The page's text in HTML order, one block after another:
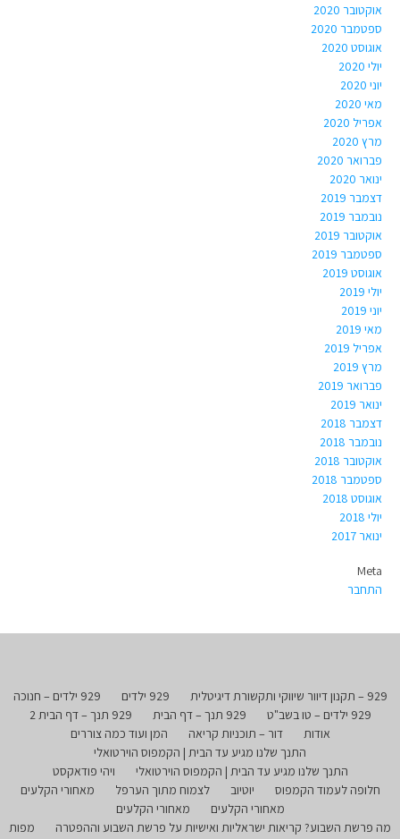
אוקטובר 2020
ספטמבר 2020
אוגוסט 2020
יולי 2020
יוני 2020
מאי 2020
אפריל 2020
מרץ 2020
פברואר 2020
ינואר 2020
דצמבר 2019
נובמבר 2019
אוקטובר 2019
ספטמבר 2019
אוגוסט 2019
יולי 2019
יוני 2019
מאי 2019
אפריל 2019
מרץ 2019
פברואר 2019
ינואר 2019
דצמבר 2018
נובמבר 2018
אוקטובר 2018
ספטמבר 2018
אוגוסט 2018
יולי 2018
ינואר 2017
Meta
התחבר
929 – תקנון דיוור שיווקי ותקשורת דיגיטלית 929 ילדים
929 ילדים – חנוכה
929 ילדים – טו בשב"ט
929 תנך – דף הבית
929 תנך – דף הבית 2
אודות
דור – תוכניות קריאה
המן ועוד כמה צוררים
התנך שלנו מגיע עד הבית | הקמפוס הוירטואלי
התנך שלנו מגיע עד הבית | הקמפוס הוירטואלי
ויהי פודאקסט
חלופה לעמוד הקמפוס
יוטיוב לצמוח מתוך הערפל
מאחורי הקלעים
מאחורי הקלעים
מאחורי הקלעים
מה פרשת השבוע? קריאות ישראליות ואישיות על פרשת השבוע וההפטרה
מפות